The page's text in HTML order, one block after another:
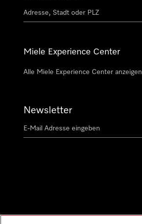
Miele Experience Center
Alle Miele Experience Center anzeigen
Newsletter